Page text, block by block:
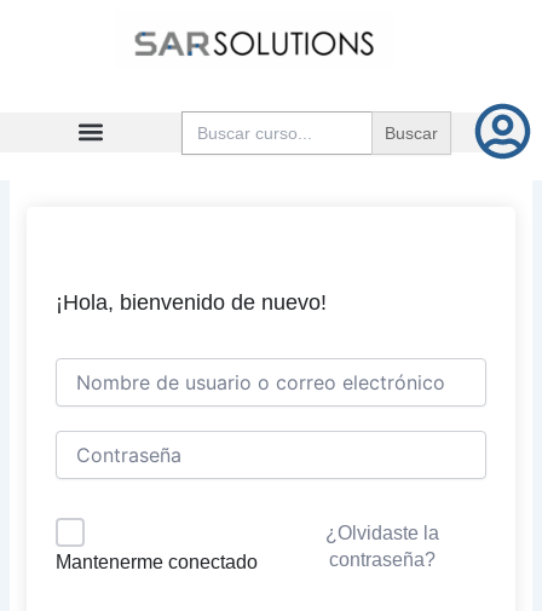
Buscar:
¡Hola, bienvenido de nuevo!
Mantenerme conectado
¿Olvidaste la
contraseña?